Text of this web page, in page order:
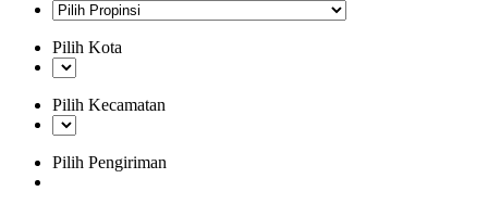
Pilih Kota
Pilih Kecamatan
Pilih Pengiriman